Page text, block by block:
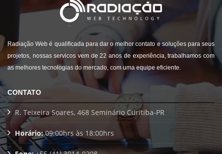
Radiação Web é qualificada para dar o melhor contato e soluções para seus
projetos, nossas servicos vem de 22 anos de experiência, trabalhamos com
as melhores tecnologias do mercado, com uma equipe eficiente.
CONTATO
R. Teixeira Soares, 468 Seminário Curitiba-PR
Horário:09:00hrs às 18:00hrs